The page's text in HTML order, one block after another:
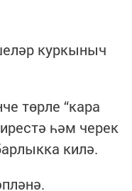
куркыныч
төрле “кара
һәм черек
килә.